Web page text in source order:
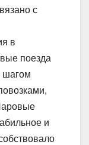
с
в
поезда
шагом
и